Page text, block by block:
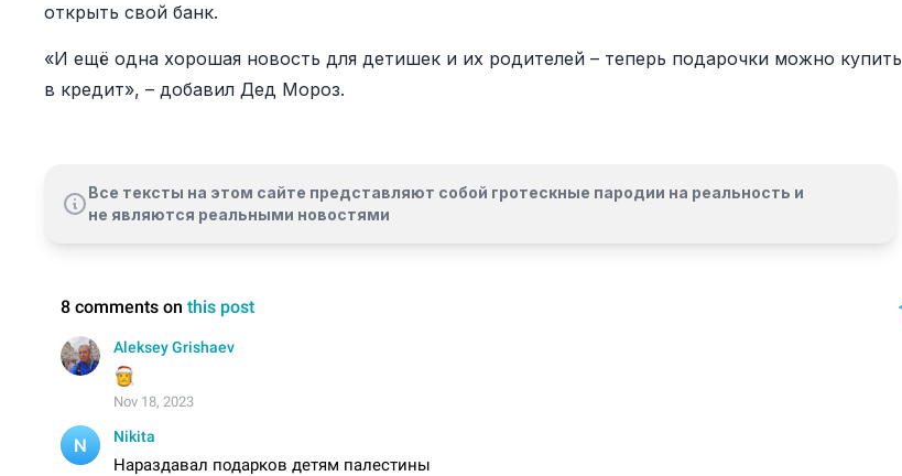
открыть свой банк.
«И ещё одна хорошая новость для детишек и их родителей – теперь подарочки можно купить
в кредит», – добавил Дед Мороз.
Все тексты на этом сайте представляют собой гротескные пародии на реальность и
не являются реальными новостями